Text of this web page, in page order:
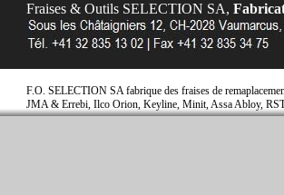
Fraises & Outils SELECTION SA,
F.O. SELECTION SA fabrique des fraises de
JMA & Errebi, Ilco Orion, Keyline, Minit, Assa Abloy,